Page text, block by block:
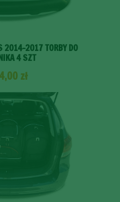
2014-2017 TORBY DO
4 SZT
zł